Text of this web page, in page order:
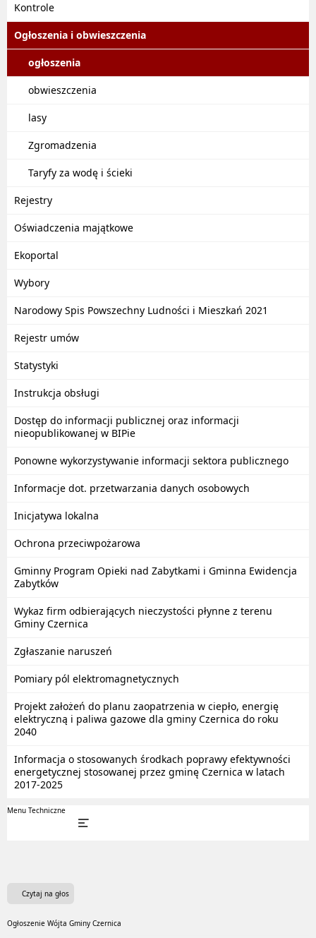
Kontrole
Ogłoszenia i obwieszczenia
ogłoszenia
obwieszczenia
lasy
Zgromadzenia
Taryfy za wodę i ścieki
Rejestry
Oświadczenia majątkowe
Ekoportal
Wybory
Narodowy Spis Powszechny Ludności i Mieszkań 2021
Rejestr umów
Statystyki
Instrukcja obsługi
Dostęp do informacji publicznej oraz informacji
nieopublikowanej w BIPie
Ponowne wykorzystywanie informacji sektora publicznego
Informacje dot. przetwarzania danych osobowych
Inicjatywa lokalna
Ochrona przeciwpożarowa
Gminny Program Opieki nad Zabytkami i Gminna Ewidencja
Zabytków
Wykaz firm odbierających nieczystości płynne z terenu
Gminy Czernica
Zgłaszanie naruszeń
Pomiary pól elektromagnetycznych
Projekt założeń do planu zaopatrzenia w ciepło, energię
elektryczną i paliwa gazowe dla gminy Czernica do roku
2040
Informacja o stosowanych środkach poprawy efektywności
energetycznej stosowanej przez gminę Czernica w latach
2017-2025
Menu Techniczne
Czytaj na głos
Ogłoszenie Wójta Gminy Czernica